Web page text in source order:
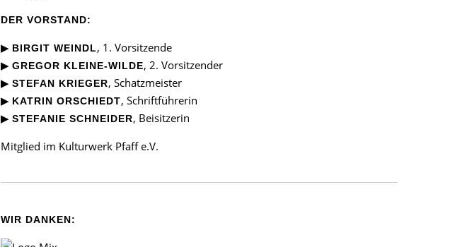
DER VORSTAND:
▶ BIRGIT WEINDL, 1. Vorsitzende
▶ GREGOR KLEINE-WILDE, 2. Vorsitzender
▶ STEFAN KRIEGER, Schatzmeister
▶ KATRIN ORSCHIEDT, Schriftführerin
▶ STEFANIE SCHNEIDER, Beisitzerin
Mitglied im Kulturwerk Pfaff e.V.
WIR DANKEN: